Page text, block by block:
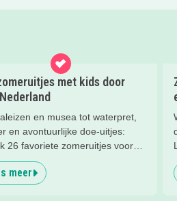
met kids door
en musea tot waterpret,
en avontuurlijke doe-uitjes:
26 favoriete zomeruitjes voor
door heel Nederland.
meer